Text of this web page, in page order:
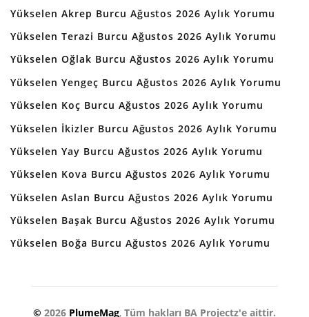
Yükselen Akrep Burcu Ağustos 2026 Aylık Yorumu
Yükselen Terazi Burcu Ağustos 2026 Aylık Yorumu
Yükselen Oğlak Burcu Ağustos 2026 Aylık Yorumu
Yükselen Yengeç Burcu Ağustos 2026 Aylık Yorumu
Yükselen Koç Burcu Ağustos 2026 Aylık Yorumu
Yükselen İkizler Burcu Ağustos 2026 Aylık Yorumu
Yükselen Yay Burcu Ağustos 2026 Aylık Yorumu
Yükselen Kova Burcu Ağustos 2026 Aylık Yorumu
Yükselen Aslan Burcu Ağustos 2026 Aylık Yorumu
Yükselen Başak Burcu Ağustos 2026 Aylık Yorumu
Yükselen Boğa Burcu Ağustos 2026 Aylık Yorumu
© 2026 PlumeMag, Tüm hakları BA Projectz'e aittir.